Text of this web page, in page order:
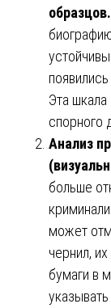
образцов.
Эта шкала
спорного
Анализ
больше
может
чернил,
бумаги в